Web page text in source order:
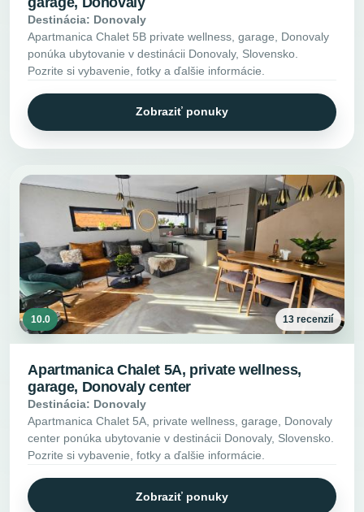
Destinácia: Donovaly
Apartmanica Chalet 5B private wellness, garage, Donovaly
ponúka ubytovanie v destinácii Donovaly, Slovensko.
Pozrite si vybavenie, fotky a ďalšie informácie.
Zobraziť ponuky
10.0 13 recenzií
Apartmanica Chalet 5A, private wellness,
garage, Donovaly center
Destinácia: Donovaly
Apartmanica Chalet 5A, private wellness, garage, Donovaly
center ponúka ubytovanie v destinácii Donovaly, Slovensko.
Pozrite si vybavenie, fotky a ďalšie informácie.
Zobraziť ponuky